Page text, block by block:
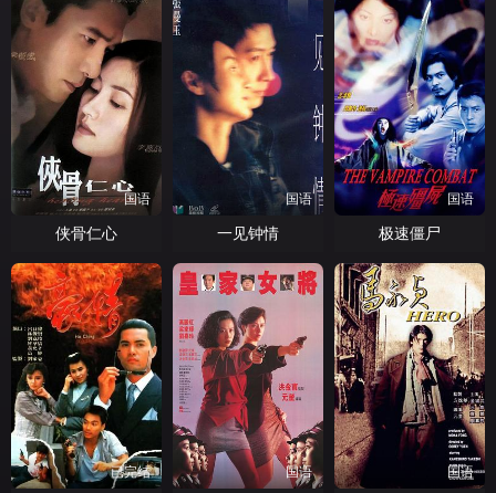
国语
侠骨仁心
国语
一见钟情
国语
极速僵尸
已完结 国语 国语